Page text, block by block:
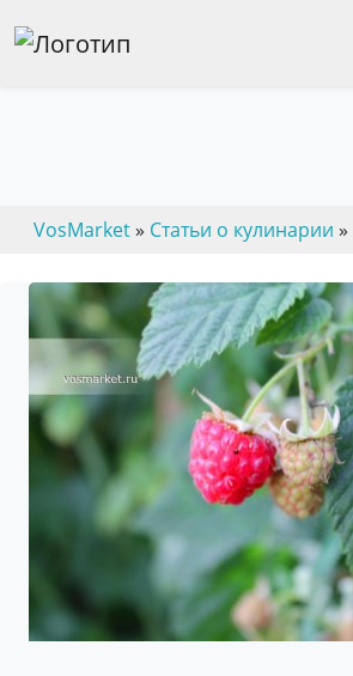
VosMarket» Статьи о кулинарии